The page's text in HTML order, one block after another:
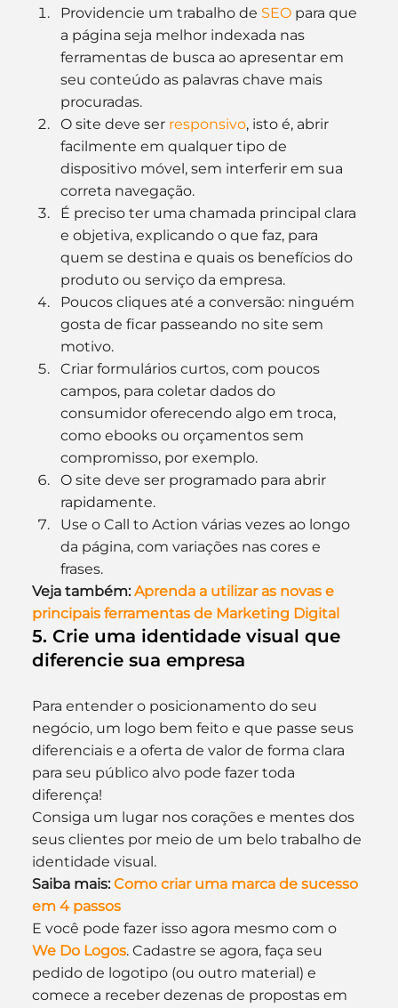
Providencie um trabalho de SEO para que
a página seja melhor indexada nas
ferramentas de busca ao apresentar em
seu conteúdo as palavras chave mais
procuradas.
O site deve ser responsivo, isto é, abrir
facilmente em qualquer tipo de
dispositivo móvel, sem interferir em sua
correta navegação.
É preciso ter uma chamada principal clara
e objetiva, explicando o que faz, para
quem se destina e quais os benefícios do
produto ou serviço da empresa.
Poucos cliques até a conversão: ninguém
gosta de ficar passeando no site sem
motivo.
Criar formulários curtos, com poucos
campos, para coletar dados do
consumidor oferecendo algo em troca,
como ebooks ou orçamentos sem
compromisso, por exemplo.
O site deve ser programado para abrir
rapidamente.
Use o Call to Action várias vezes ao longo
da página, com variações nas cores e
frases.
Veja também: Aprenda a utilizar as novas e
principais ferramentas de Marketing Digital
5. Crie uma identidade visual que
diferencie sua empresa
Para entender o posicionamento do seu
negócio, um logo bem feito e que passe seus
diferenciais e a oferta de valor de forma clara
para seu público alvo pode fazer toda
diferença!
Consiga um lugar nos corações e mentes dos
seus clientes por meio de um belo trabalho de
identidade visual.
Saiba mais: Como criar uma marca de sucesso
em 4 passos
E você pode fazer isso agora mesmo com o
We Do Logos. Cadastre se agora, faça seu
pedido de logotipo (ou outro material) e
comece a receber dezenas de propostas em